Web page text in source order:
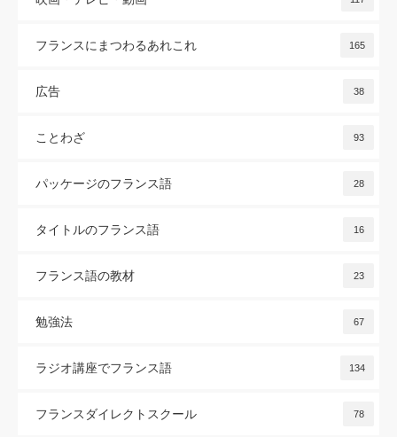
フランスにまつわるあれこれ 165
広告 38
ことわざ 93
パッケージのフランス語 28
タイトルのフランス語 16
フランス語の教材 23
勉強法 67
ラジオ講座でフランス語 134
フランスダイレクトスクール 78